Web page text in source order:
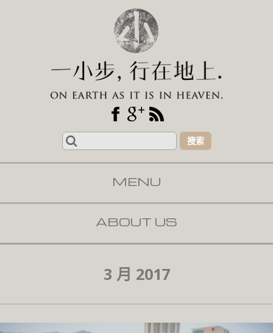
Search
for:
MENU
SKIP TO CONTENT
ABOUT US
3 月 2017